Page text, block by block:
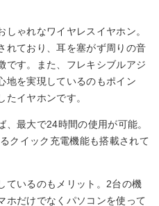
ゃれなワイヤレスイヤホン。
れており、耳を塞がず周りの音
です。また、フレキシブルアジ
地を実現しているのもポイン
たイヤホンです。
最大で24時間の使用が可能。
クイック充電機能も搭載されて
ているのもメリット。2台の機
ホだけでなくパソコンを使って